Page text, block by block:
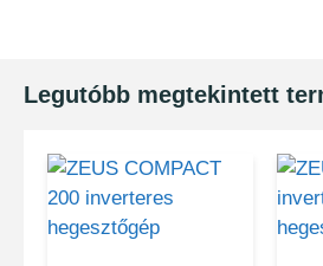
Legutóbb megtekintett